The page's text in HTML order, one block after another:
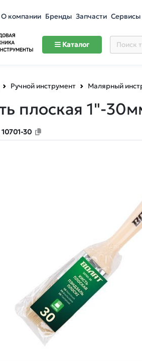
О компании Бренды Запчасти Сервисы
Каталог
Ручной инструмент Малярный
плоская 1"-
10701-30